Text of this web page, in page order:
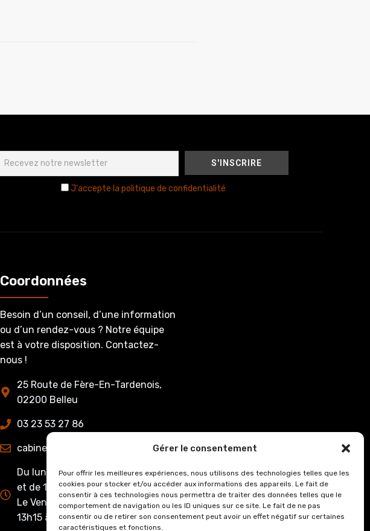
Gérer le consentement
Pour offrir les meilleures expériences, nous utilisons des technologies telles que les
cookies pour stocker et/ou accéder aux informations des appareils. Le fait de
consentir à ces technologies nous permettra de traiter des données telles que le
comportement de navigation ou les ID uniques sur ce site. Le fait de ne pas
consentir ou de retirer son consentement peut avoir un effet négatif sur certaines
caractéristiques et fonctions.
J'accepte la politique de confidentialité
Coordonnées
Besoin d’un conseil, d’une information
ou d’un rendez-vous ? Notre équipe
est à votre disposition. Contactez-
nous !
25 Route de Fère-En-Tardenois,
02200 Belleu
03 23 53 27 86
cabinet@crozatetassociee.fr
Du lundi au jeudi : de 8h00 à 12h15
et de 13h15 à 17h00.
Le Vendredi : de 8h00 à 12h15 et de
13h15 à 16h00